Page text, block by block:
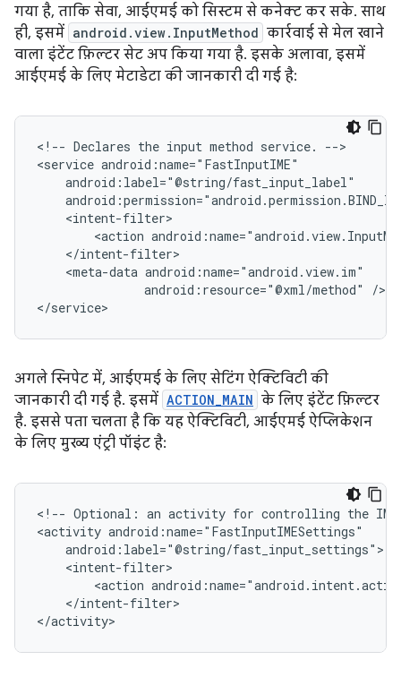
गया है, ताकि सेवा, आईएमई को सिस्टम से कनेक्ट कर सके. साथ
ही, इसमें android.view.InputMethod कार्रवाई से मेल खाने
वाला इंटेंट फ़िल्टर सेट अप किया गया है. इसके अलावा, इसमें
आईएमई के लिए मेटाडेटा की जानकारी दी गई है:
<!-- Declares the input method service.
-->
<service
<action
<meta-data
android:resource="@xml/method"
/>
</service>
अगले स्निपेट में, आईएमई के लिए सेटिंग ऐक्टिविटी की
जानकारी दी गई है. इसमें ACTION_MAIN के लिए इंटेंट फ़िल्टर
है. इससे पता चलता है कि यह ऐक्टिविटी, आईएमई ऐप्लिकेशन
के लिए मुख्य एंट्री पॉइंट है:
<!-- Optional: an activity for controlling the IME
<activity
<action
</intent-filter>
</activity>